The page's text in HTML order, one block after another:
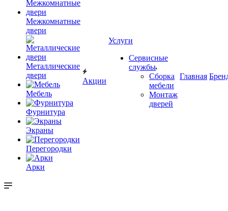
Межкомнатные
двери
Металлические
двери
Мебель
Фурнитура
Экраны
Перегородки
Арки
Акции
Услуги
Сервисные
службы
Сборка
мебели
Монтаж
дверей
Главная